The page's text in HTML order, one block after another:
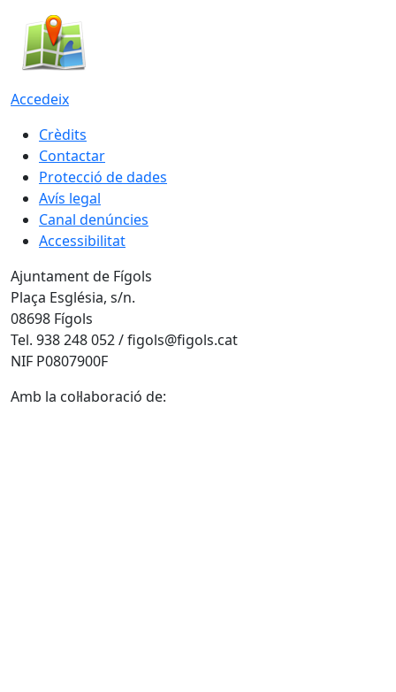
Accedeix
Crèdits
Contactar
Protecció de dades
Avís legal
Canal denúncies
Accessibilitat
Ajuntament de Fígols
Plaça Església, s/n.
08698 Fígols
Tel. 938 248 052 / figols@figols.cat
NIF P0807900F
Amb la col·laboració de: